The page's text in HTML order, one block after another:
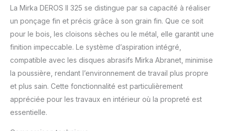
autoagrippant),
sauvegardateur de
plateau, clé pour changer
câble électrique de 4,3 m
de long, disques de
ponçage Abranet pour
essais La santé avant
tout : La Mirka DEROS II
permet un ponçage sans
La Mirka DEROS II 325 se distingue par sa capacité à réaliser
un ponçage fin et précis grâce à son grain fin. Que ce soit
pour le bois, les cloisons sèches ou le métal, elle garantit une
finition impeccable. Le système d’aspiration intégré,
compatible avec les disques abrasifs Mirka Abranet, minimise
la poussière, rendant l’environnement de travail plus propre
et plus sain. Cette fonctionnalité est particulièrement
appréciée pour les travaux en intérieur où la propreté est
essentielle.